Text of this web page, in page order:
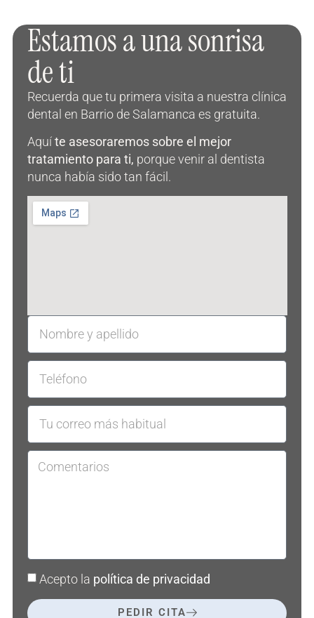
Estamos a una sonrisa
de ti
Recuerda que tu primera visita a nuestra clínica
dental en Barrio de Salamanca es gratuita.
Aquíte asesoraremos sobre el mejor
tratamiento para ti, porque venir al dentista
nunca había sido tan fácil.
Acepto la política de privacidad
PEDIR CITA